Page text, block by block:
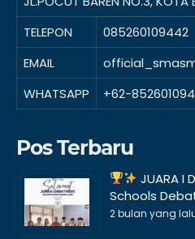
TELEPON
085260109442
EMAIL
WHATSAPP
+62-
Pos Terbaru
JUARA I
Schools
2 bulan yang